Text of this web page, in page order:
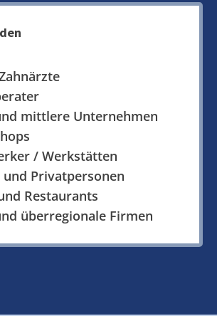
mittlere Unternehmen
/ Werkstätten
und Privatpersonen
Restaurants
überregionale Firmen